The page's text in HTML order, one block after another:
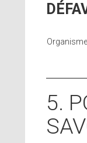
Organisme
5.